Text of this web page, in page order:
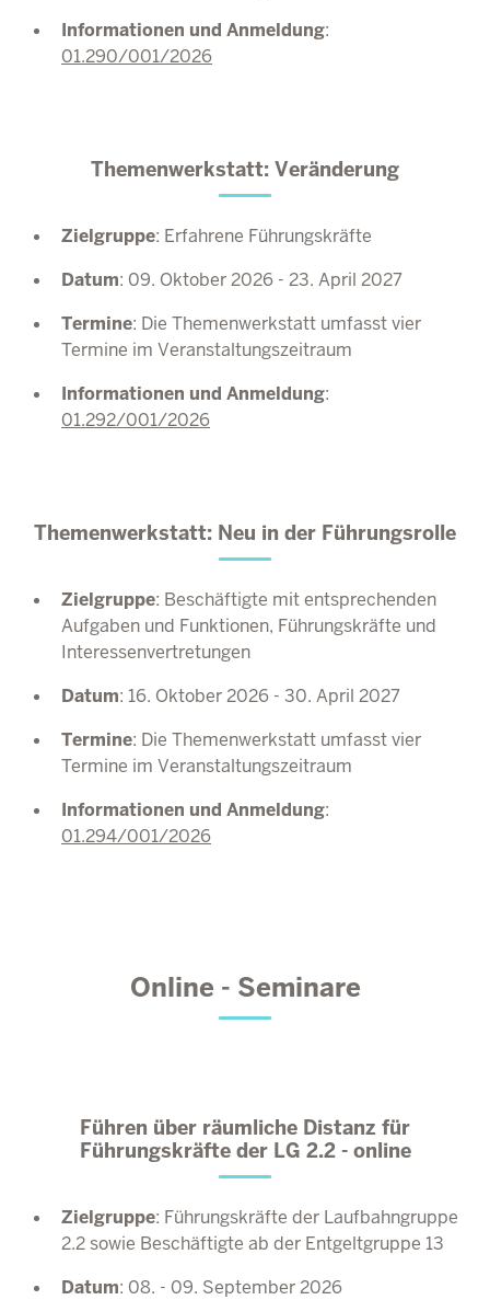
Informationen und Anmeldung:
01.290/001/2026
Themenwerkstatt: Veränderung
Zielgruppe: Erfahrene Führungskräfte
Datum: 09. Oktober 2026 - 23. April 2027
Termine: Die Themenwerkstatt umfasst vier
Termine im Veranstaltungszeitraum
Informationen und Anmeldung:
01.292/001/2026
Themenwerkstatt: Neu in der Führungsrolle
Zielgruppe: Beschäftigte mit entsprechenden
Aufgaben und Funktionen, Führungskräfte und
Interessenvertretungen
Datum: 16. Oktober 2026 - 30. April 2027
Termine: Die Themenwerkstatt umfasst vier
Termine im Veranstaltungszeitraum
Informationen und Anmeldung:
01.294/001/2026
Online - Seminare
Führen über räumliche Distanz für
Führungskräfte der LG 2.2 - online
Zielgruppe: Führungskräfte der Laufbahngruppe
2.2 sowie Beschäftigte ab der Entgeltgruppe 13
Datum: 08. - 09. September 2026